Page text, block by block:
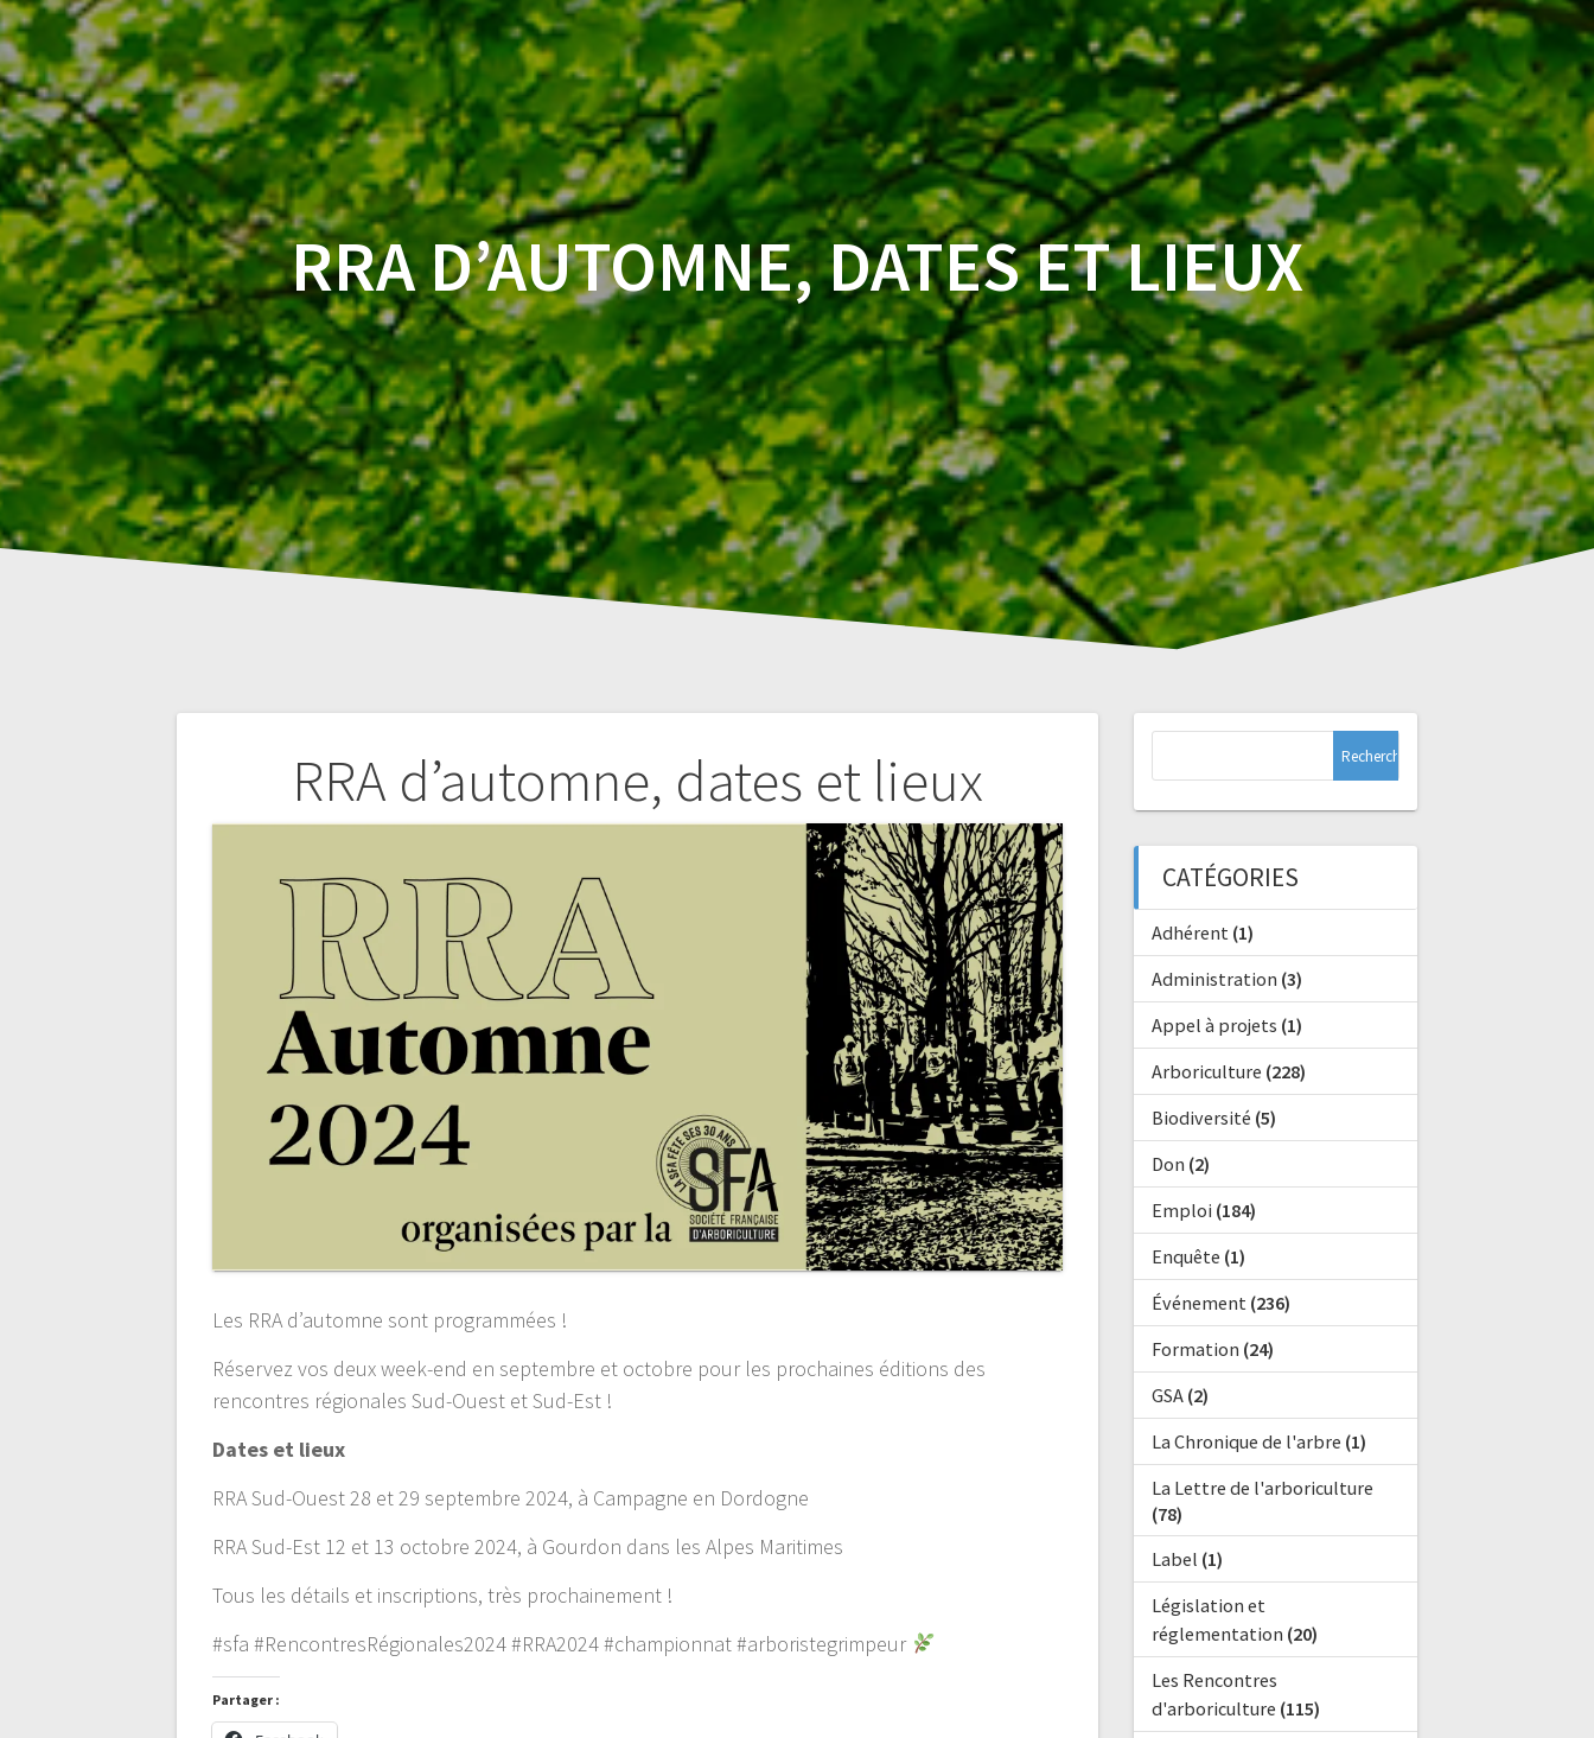
RRA D’AUTOMNE, DATES ET LIEUX
RRA d’automne, dates et lieux
Les RRA d’automne sont programmées !
Réservez vos deux week-end en septembre et octobre pour les prochaines éditions des
rencontres régionales Sud-Ouest et Sud-Est !
Dates et lieux
RRA Sud-Ouest 28 et 29 septembre 2024, à Campagne en Dordogne
RRA Sud-Est 12 et 13 octobre 2024, à Gourdon dans les Alpes Maritimes
Tous les détails et inscriptions, très prochainement !
#sfa #RencontresRégionales2024 #RRA2024 #championnat #arboristegrimpeur
Partager :
Navigation
de
l’article
CATÉGORIES
Adhérent(1)
Administration (3)
Appel à projets (1)
Arboriculture (228)
Biodiversité (5)
Don (2)
Emploi (184)
Enquête (1)
Événement(236)
Formation (24)
GSA(2)
La Chronique de l'arbre (1)
La Lettre de l'arboriculture
(78)
Label (1)
Législation et
réglementation (20)
Les Rencontres
d'arboriculture (115)